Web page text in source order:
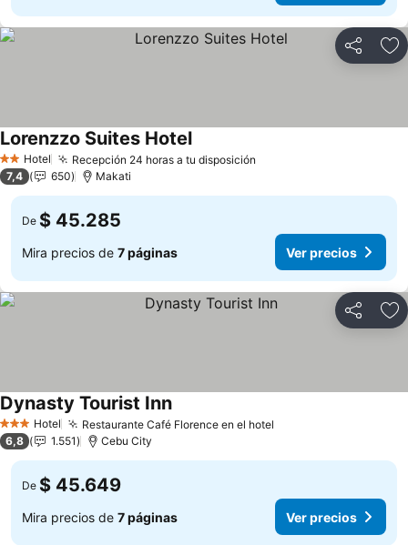
Compartir
2 Estrellas
Hotel Recepción 24 horas a tu disposición
Lorenzzo Suites Hotel
7,4 650 Makati
De $ 45.285
Mira precios de 7 páginas Ver precios
Compartir
3 Estrellas
Hotel Restaurante Café Florence en el hotel
Dynasty Tourist Inn
6,8 1.551 Cebu City
De $ 45.649
Mira precios de 7 páginas Ver precios